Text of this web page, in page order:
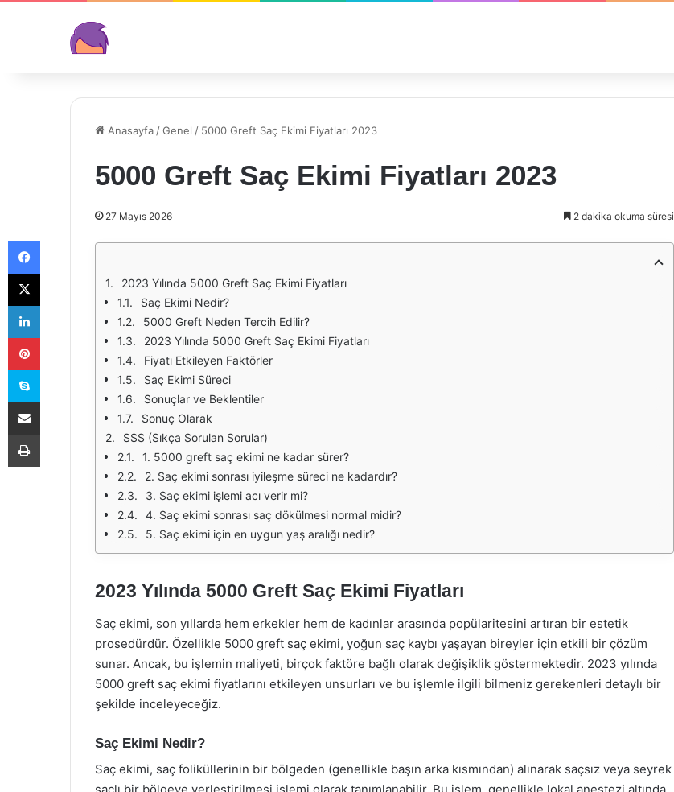
Anasayfa /Genel / 5000 Greft Saç Ekimi Fiyatları 2023
5000 Greft Saç Ekimi Fiyatları 2023
27 Mayıs 2026 2 dakika okuma süresi
2023 Yılında 5000 Greft Saç Ekimi Fiyatları
Saç Ekimi Nedir?
5000 Greft Neden Tercih Edilir?
2023 Yılında 5000 Greft Saç Ekimi Fiyatları
Fiyatı Etkileyen Faktörler
Saç Ekimi Süreci
Sonuçlar ve Beklentiler
Sonuç Olarak
SSS (Sıkça Sorulan Sorular)
1. 5000 greft saç ekimi ne kadar sürer?
2. Saç ekimi sonrası iyileşme süreci ne kadardır?
3. Saç ekimi işlemi acı verir mi?
4. Saç ekimi sonrası saç dökülmesi normal midir?
5. Saç ekimi için en uygun yaş aralığı nedir?
2023 Yılında 5000 Greft Saç Ekimi Fiyatları
Saç ekimi, son yıllarda hem erkekler hem de kadınlar arasında popülaritesini artıran bir estetik
prosedürdür. Özellikle 5000 greft saç ekimi, yoğun saç kaybı yaşayan bireyler için etkili bir çözüm
sunar. Ancak, bu işlemin maliyeti, birçok faktöre bağlı olarak değişiklik göstermektedir. 2023 yılında
5000 greft saç ekimi fiyatlarını etkileyen unsurları ve bu işlemle ilgili bilmeniz gerekenleri detaylı bir
şekilde inceleyeceğiz.
Saç Ekimi Nedir?
Saç ekimi, saç foliküllerinin bir bölgeden (genellikle başın arka kısmından) alınarak saçsız veya seyrek
Facebook
X
LinkedIn
Pinterest
Skype
E-Posta ile paylaş